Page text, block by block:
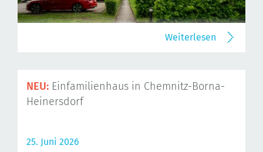
Weiterlesen
NEU: Einfamilienhaus in Chemnitz-Borna-
Heinersdorf
25. Juni 2026